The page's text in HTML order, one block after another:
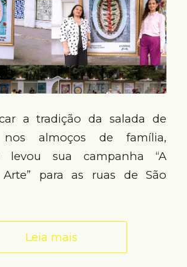
a tradição da salada de
nos almoços de família,
levou sua campanha “A
Arte” para as ruas de São
Leia mais